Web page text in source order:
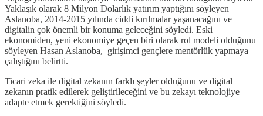
Yaklaşık olarak 8 Milyon Dolarlık yatırım yaptığını söyleyen
Aslanoba, 2014-2015 yılında ciddi kırılmalar yaşanacağını ve
digitalin çok önemli bir konuma geleceğini söyledi. Eski
ekonomiden, yeni ekonomiye geçen biri olarak rol modeli olduğunu
söyleyen Hasan Aslanoba, girişimci gençlere mentörlük yapmaya
çalıştığını belirtti.
Ticari zeka ile digital zekanın farklı şeyler olduğunu ve digital
zekanın pratik edilerek geliştirileceğini ve bu zekayı teknolojiye
adapte etmek gerektiğini söyledi.